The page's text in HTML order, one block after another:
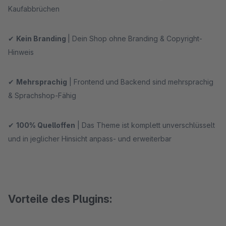
Kaufabbrüchen
✔ Kein Branding
| Dein Shop ohne Branding & Copyright-
Hinweis
✔ Mehrsprachig | Frontend und Backend sind mehrsprachig
& Sprachshop-Fähig
✔ 100% Quelloffen | Das Theme ist komplett unverschlüsselt
und in jeglicher Hinsicht anpass- und erweiterbar
Vorteile des Plugins: